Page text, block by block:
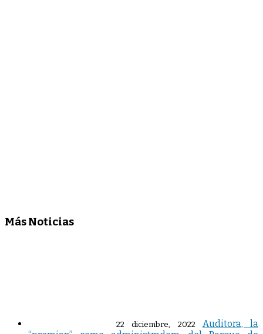
Más Noticias
22 diciembre, 2022
Auditora, la